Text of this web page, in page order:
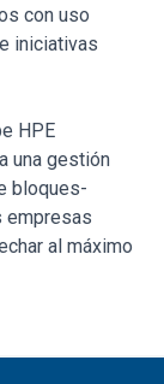
con uso
iniciativas
HPE
una gestión
bloques-
empresas
al máximo